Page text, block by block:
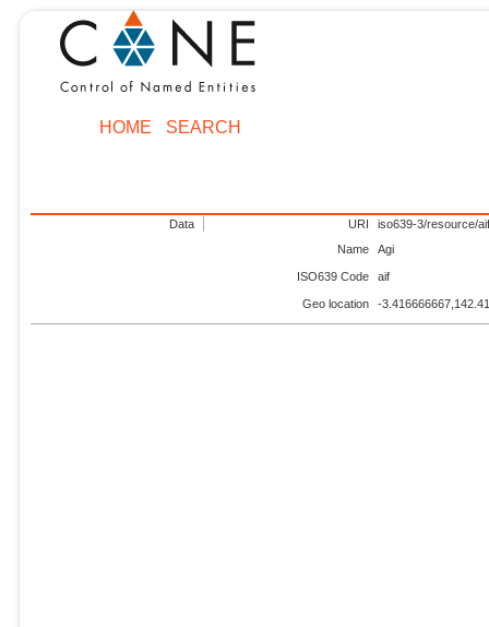
HOME SEARCH
Data URI
iso639-3/resource/
Name
Agi
ISO639 Code aif
Geo location -